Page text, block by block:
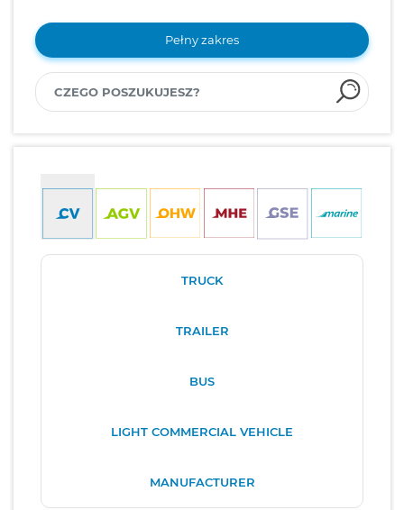
Pełny zakres
TRUCK
TRAILER
BUS
LIGHT COMMERCIAL VEHICLE
MANUFACTURER